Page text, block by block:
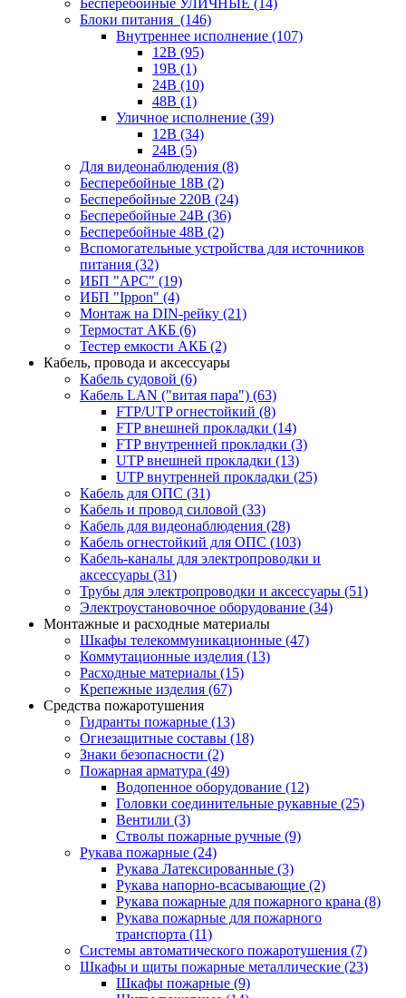
Бесперебойные УЛИЧНЫЕ (14)
Блоки питания (146)
Внутреннее исполнение (107)
12В (95)
19В (1)
24В (10)
48В (1)
Уличное исполнение (39)
12В (34)
24В (5)
Для видеонаблюдения (8)
Бесперебойные 18В (2)
Бесперебойные 220В (24)
Бесперебойные 24В (36)
Бесперебойные 48В (2)
Вспомогательные устройства для источников
питания (32)
ИБП "APC" (19)
ИБП "Ippon" (4)
Монтаж на DIN-рейку (21)
Термостат АКБ (6)
Тестер емкости АКБ (2)
Кабель, провода и аксессуары
Кабель судовой (6)
Кабель LAN ("витая пара") (63)
FTP/UTP огнестойкий (8)
FTP внешней прокладки (14)
FTP внутренней прокладки (3)
UTP внешней прокладки (13)
UTP внутренней прокладки (25)
Кабель для ОПС (31)
Кабель и провод силовой (33)
Кабель для видеонаблюдения (28)
Кабель огнестойкий для ОПС (103)
Кабель-каналы для электропроводки и
аксессуары (31)
Трубы для электропроводки и аксессуары (51)
Электроустановочное оборудование (34)
Монтажные и расходные материалы
Шкафы телекоммуникационные (47)
Коммутационные изделия (13)
Расходные материалы (15)
Крепежные изделия (67)
Средства пожаротушения
Гидранты пожарные (13)
Огнезащитные составы (18)
Знаки безопасности (2)
Пожарная арматура (49)
Водопенное оборудование (12)
Головки соединительные рукавные (25)
Вентили (3)
Стволы пожарные ручные (9)
Рукава пожарные (24)
Рукава Латексированные (3)
Рукава напорно-всасывающие (2)
Рукава пожарные для пожарного крана (8)
Рукава пожарные для пожарного
транспорта (11)
Системы автоматического пожаротушения (7)
Шкафы и щиты пожарные металлические (23)
Шкафы пожарные (9)